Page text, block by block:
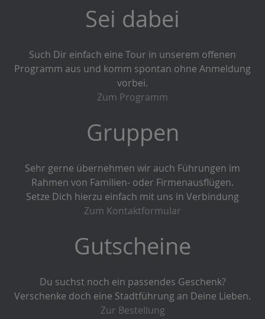
Sei dabei
Such Dir einfach eine Tour in unserem offenen
Programm aus und komm spontan ohne Anmeldung
vorbei.
Zum Programm
Gruppen
Sehr gerne übernehmen wir auch Führungen im
Rahmen von Familien- oder Firmenausflügen.
Setze Dich hierzu einfach mit uns in Verbindung
Zum Kontaktformular
Gutscheine
Du suchst noch ein passendes Geschenk?
Verschenke doch eine Stadtführung an Deine Lieben.
Zur Bestellung